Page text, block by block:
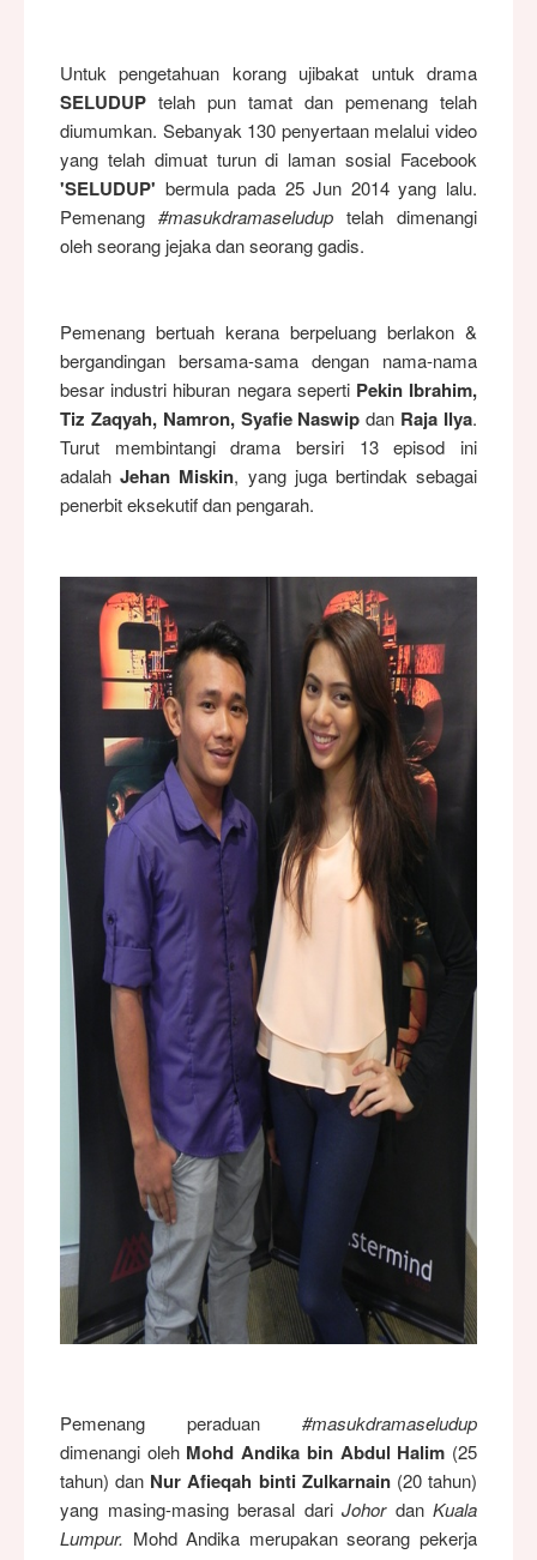
Untuk pengetahuan korang ujibakat untuk drama
SELUDUP telah pun tamat dan pemenang telah
diumumkan. Sebanyak 130 penyertaan melalui video
yang telah dimuat turun di laman sosial Facebook
'SELUDUP' bermula pada 25 Jun 2014 yang lalu.
Pemenang #masukdramaseludup telah dimenangi
oleh seorang jejaka dan seorang gadis.
Pemenang bertuah kerana berpeluang berlakon &
bergandingan bersama-sama dengan nama-nama
besar industri hiburan negara seperti Pekin Ibrahim,
Tiz Zaqyah, Namron, Syafie Naswip dan Raja Ilya.
Turut membintangi drama bersiri 13 episod ini
adalahJehan Miskin, yang juga bertindak sebagai
penerbit eksekutif dan pengarah.
Pemenang peraduan #masukdramaseludup
dimenangi oleh Mohd Andika bin Abdul Halim (25
tahun) dan Nur Afieqah binti Zulkarnain(20 tahun)
yang masing-masing berasal dari Johordan Kuala
Lumpur. Mohd Andika merupakan seorang pekerja